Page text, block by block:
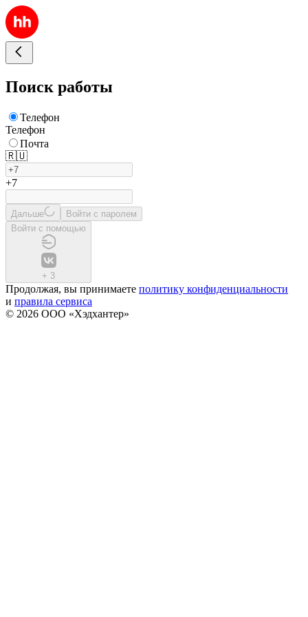
Поиск работы
Телефон
Телефон
Почта
🇷🇺
+7
Дальше
Войти с паролем
Войти с помощью
+ 3
Продолжая, вы принимаете политику конфиденциальности
и правила сервиса
© 2026 ООО «Хэдхантер»